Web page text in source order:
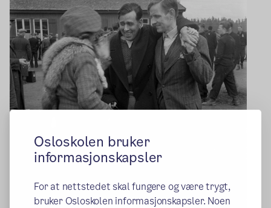
Osloskolen bruker
informasjonskapsler
For at nettstedet skal fungere og være trygt,
bruker Osloskolen informasjonskapsler. Noen